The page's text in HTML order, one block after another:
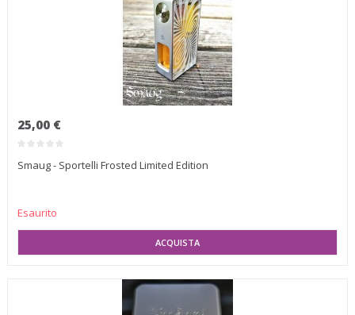
25,00 €
Smaug - Sportelli Frosted Limited Edition
Esaurito